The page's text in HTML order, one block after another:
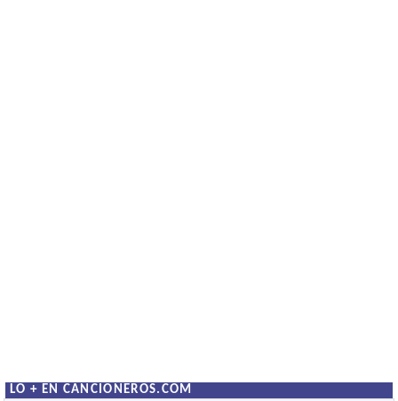
LO + EN CANCIONEROS.COM